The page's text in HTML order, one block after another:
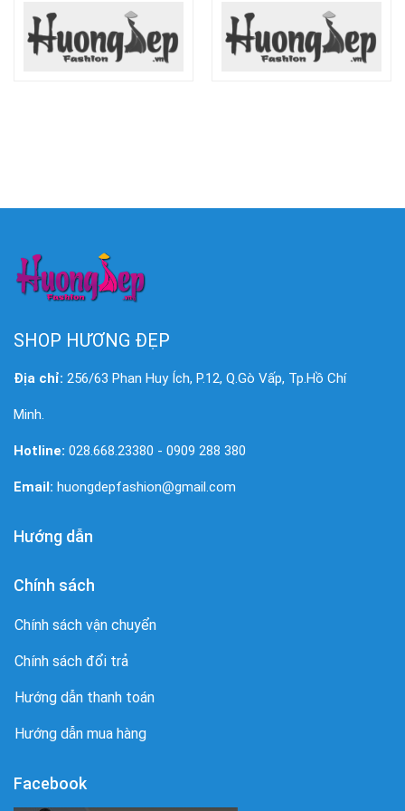
SHOP HƯƠNG ĐẸP
Địa chỉ: 256/63 Phan Huy Ích, P.12, Q.Gò Vấp, Tp.Hồ Chí
Minh.
Hotline: 028.668.23380 - 0909 288 380
Email: huongdepfashion@gmail.com
Hướng dẫn
Chính sách
Chính sách vận chuyển
Chính sách đổi trả
Hướng dẫn thanh toán
Hướng dẫn mua hàng
Facebook